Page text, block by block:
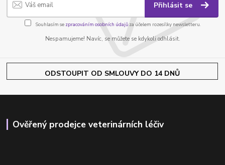
Přihlásit se
Souhlasím se zpracováním osobních údajůza účelem rozesílky newsletteru.
Nespamujeme! Navíc, se můžete se kdykoli odhlásit.
ODSTOUPIT OD SMLOUVY DO 14 DNŮ
Ověřený prodejce veterinárních léčiv